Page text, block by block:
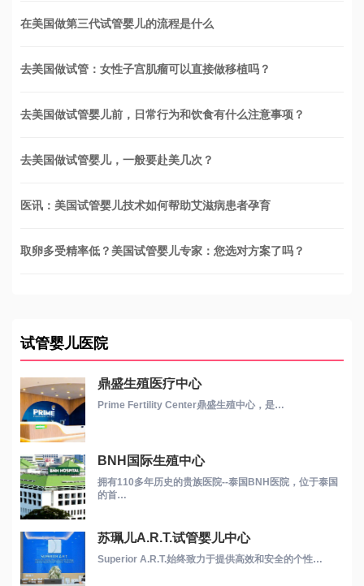
在美国做第三代试管婴儿的流程是什么
去美国做试管：女性子宫肌瘤可以直接做移植吗？
去美国做试管婴儿前，日常行为和饮食有什么注意事项？
去美国做试管婴儿，一般要赴美几次？
医讯：美国试管婴儿技术如何帮助艾滋病患者孕育
取卵多受精率低？美国试管婴儿专家：您选对方案了吗？
试管婴儿医院
鼎盛生殖医疗中心
Prime Fertility Center鼎盛生殖中心，是…
BNH国际生殖中心
拥有110多年历史的贵族医院--泰国BNH医院，位于泰国
的首…
苏珮儿A.R.T.试管婴儿中心
Superior A.R.T.始终致力于提供高效和安全的个性…